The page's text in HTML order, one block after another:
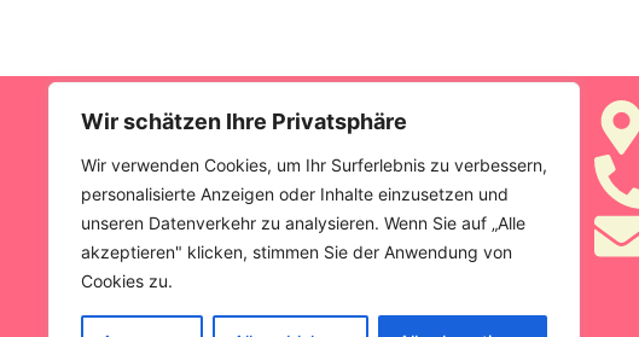
Wir schätzen Ihre Privatsphäre
Wir verwenden Cookies, um Ihr Surferlebnis zu verbessern,
personalisierte Anzeigen oder Inhalte einzusetzen und
unseren Datenverkehr zu analysieren. Wenn Sie auf „Alle
akzeptieren" klicken, stimmen Sie der Anwendung von
Cookies zu.